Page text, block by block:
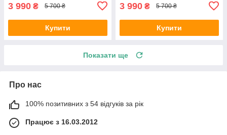
3 990 ₴ 5 700 ₴
Купити
3 990 ₴ 5 700 ₴
Купити
Показати ще
Про нас
100% позитивних з 54 відгуків за рік
Працює з 16.03.2012